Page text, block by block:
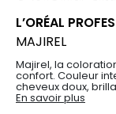
L’ORÉAL
MAJIREL
Majirel, la
confort. Couleur
cheveux doux,
En savoir plus